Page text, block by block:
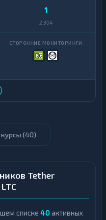
1
2 304
курсы (40)
Tether
списке 40 активных